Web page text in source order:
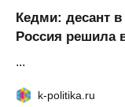
Кедми: десант
Россия решила
...
k-politika.ru